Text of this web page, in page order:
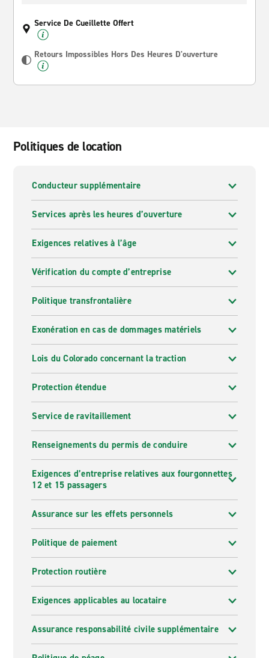
Service De Cueillette Offert
Retours Impossibles Hors Des Heures D'ouverture
Politiques de location
Conducteur supplémentaire
Services après les heures d’ouverture
Exigences relatives à l’âge
Vérification du compte d’entreprise
Politique transfrontalière
Exonération en cas de dommages matériels
Lois du Colorado concernant la traction
Protection étendue
Service de ravitaillement
Renseignements du permis de conduire
Exigences d’entreprise relatives aux fourgonnettes
12 et 15 passagers
Assurance sur les effets personnels
Politique de paiement
Protection routière
Exigences applicables au locataire
Assurance responsabilité civile supplémentaire